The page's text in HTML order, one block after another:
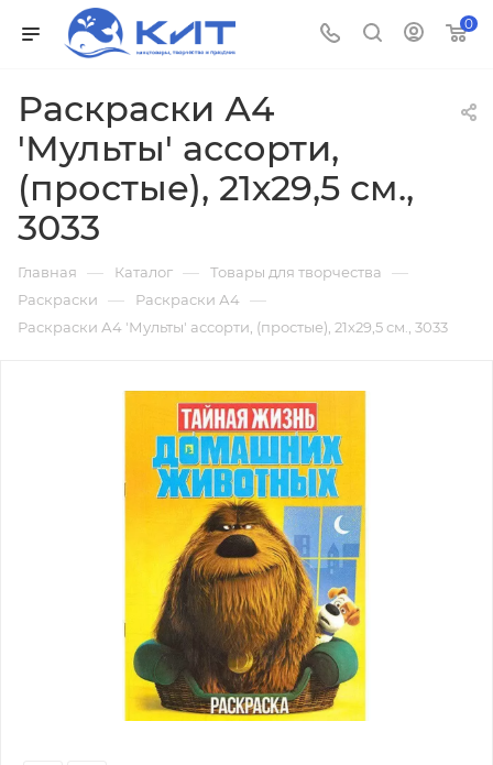
0
Раскраски А4
'Мульты' ассорти,
(простые), 21х29,5 см.,
3033
Главная — Каталог — Товары для творчества —
Раскраски — Раскраски А4 —
Раскраски А4 'Мульты' ассорти, (простые), 21х29,5 см., 3033